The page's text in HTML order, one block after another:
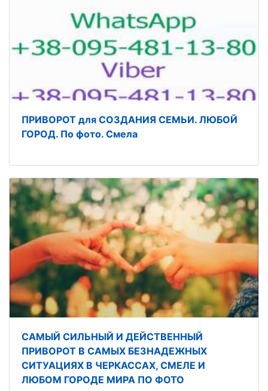
ПРИВОРОТ для СОЗДАНИЯ СЕМЬИ. ЛЮБОЙ
ГОРОД. По фото. Смела
САМЫЙ СИЛЬНЫЙ И ДЕЙСТВЕННЫЙ
ПРИВОРОТ В САМЫХ БЕЗНАДЕЖНЫХ
СИТУАЦИЯХ В ЧЕРКАССАХ, СМЕЛЕ И
ЛЮБОМ ГОРОДЕ МИРА ПО ФОТО